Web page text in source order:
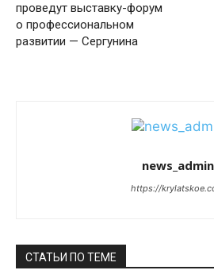
проведут выставку-форум
о профессиональном
развитии — Сергунина
news_admin
https://
СТАТЬИ ПО ТЕМЕ